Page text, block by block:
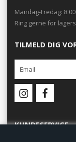
Mandag-Fredag:
Ring gerne for
TILMELD DIG
KUNDESERVICE